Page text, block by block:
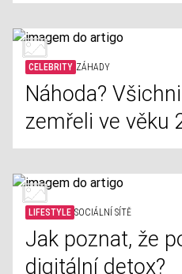
CELEBRITY ZÁHADY
Náhoda?
zemřeli ve věku
LIFESTYLE SOCIÁLNÍ SÍTĚ
Jak poznat, že
digitální detox?